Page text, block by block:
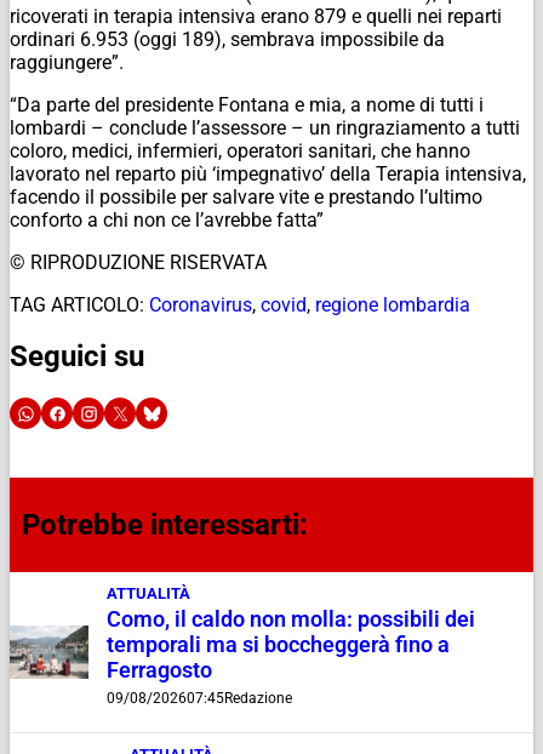
ricoverati in terapia intensiva erano 879 e quelli nei reparti
ordinari 6.953 (oggi 189), sembrava impossibile da
raggiungere”.
“Da parte del presidente Fontana e mia, a nome di tutti i
lombardi – conclude l’assessore – un ringraziamento a tutti
coloro, medici, infermieri, operatori sanitari, che hanno
lavorato nel reparto più ‘impegnativo’ della Terapia intensiva,
facendo il possibile per salvare vite e prestando l’ultimo
conforto a chi non ce l’avrebbe fatta”
© RIPRODUZIONE RISERVATA
TAG ARTICOLO: Coronavirus, covid, regione lombardia
Seguici su
Potrebbe interessarti:
ATTUALITÀ
Como, il caldo non molla: possibili dei
temporali ma si boccheggerà fino a
Ferragosto
09/08/202607:45Redazione